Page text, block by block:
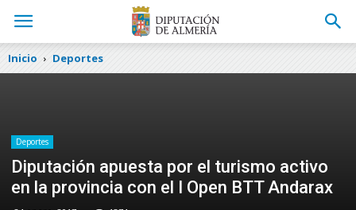
Inicio Deportes
Deportes
Diputación apuesta por el turismo activo
en la provincia con el I Open BTT Andarax